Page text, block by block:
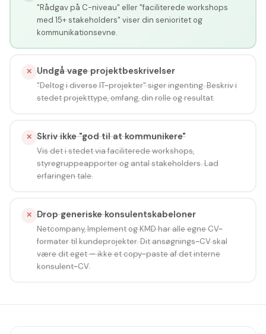
"Rådgav på C-niveau" eller "faciliterede workshops
med 15+ stakeholders" viser din senioritet og
kommunikationsevne.
✕ Undgå vage projektbeskrivelser
"Deltog i diverse IT-projekter" siger ingenting. Beskriv i
stedet projekttype, omfang, din rolle og resultat.
✕ Skriv ikke "god til at kommunikere"
Vis det i stedet via faciliterede workshops,
styregruppeapporter og antal stakeholders. Lad
erfaringen tale.
✕ Drop generiske konsulentskabeloner
Netcompany, Implement og KMD har alle egne CV-
formater til kundeprojekter. Dit ansøgnings-CV skal
være dit eget — ikke et copy-paste af det interne
konsulent-CV.